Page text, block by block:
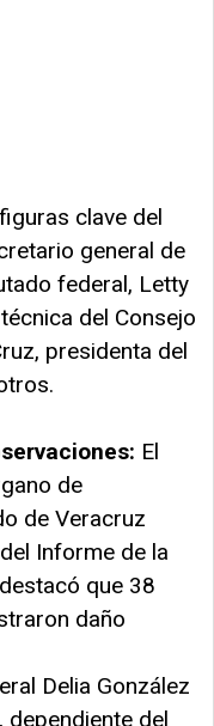
clave del
general de
federal, Letty
del Consejo
presidenta del
El
de
de Veracruz
Informe de la
que 38
daño
Delia González
dependiente del